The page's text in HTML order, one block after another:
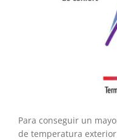
Para conseguir un
de temperatura